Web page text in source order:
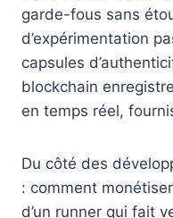
garde-fous sans
d’expérimentation
capsules
blockchain
en temps réel,
Du côté des
: comment
d’un runner qui fait